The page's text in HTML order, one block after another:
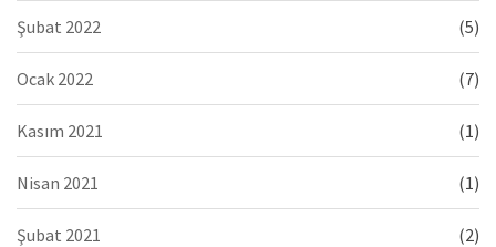
Şubat 2022 (5)
Ocak 2022 (7)
Kasım 2021 (1)
Nisan 2021 (1)
Şubat 2021 (2)